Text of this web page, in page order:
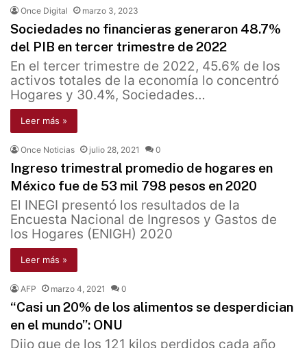
Once Digital marzo 3, 2023
Sociedades no financieras generaron 48.7%
del PIB en tercer trimestre de 2022
En el tercer trimestre de 2022, 45.6% de los
activos totales de la economía lo concentró
Hogares y 30.4%, Sociedades…
Leer más »
Once Noticias julio 28, 2021 0
Ingreso trimestral promedio de hogares en
México fue de 53 mil 798 pesos en 2020
El INEGI presentó los resultados de la
Encuesta Nacional de Ingresos y Gastos de
los Hogares (ENIGH) 2020
Leer más »
AFP marzo 4, 2021 0
“Casi un 20% de los alimentos se desperdician
en el mundo”: ONU
Dijo que de los 121 kilos perdidos cada año